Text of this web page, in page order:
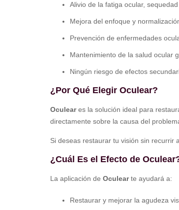
Alivio de la fatiga ocular,
Mejora del enfoque y
Prevención de enfermedades
Mantenimiento de la salud ocular
Ningún riesgo de efectos
¿Por Qué Elegir Oculear?
Oculeares la solución ideal para
directamente sobre la causa del
Si deseas restaurar tu visión sin recurrir
¿Cuál Es el Efecto de
La aplicación de Oculearte ayudará a:
Restaurar y mejorar la agudeza